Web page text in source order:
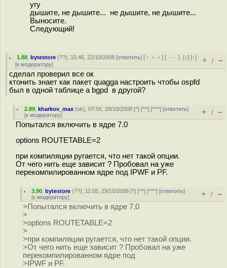
угу
дышите, не дышите... не дышите, не дышите...
Выносите.
Следующий!
1.88 ,bytestore (??), 15:46, 22/10/2008 [ответить] [ ﹢﹢﹢] [ · · ·][↓] [↑]
[к модератору] + / –
сделал проверил все ок
ктонить знает как пакет quagga настроить чтобы ospfd
был в одной таблице а bgpd в другой?
2.89 ,kharkov_max (ok), 07:55, 28/10/2008 [^] [^^] [^^^] [ответить]
[к модератору] + / –
Попытался включить в ядре 7.0
options ROUTETABLE=2
при компиляции ругается, что нет такой опции.
От чего нить еще зависит ? Пробовал на уже
перекомпилированном ядре под IPWF и PF.
3.90 ,bytestore (??), 11:05, 29/10/2008 [^] [^^] [^^^] [ответить]
[к модератору] + / –
>Попытался включить в ядре 7.0
>
>options ROUTETABLE=2
>
>при компиляции ругается, что нет такой опции.
>От чего нить еще зависит ? Пробовал на уже
перекомпилированном ядре под
>IPWF и PF.